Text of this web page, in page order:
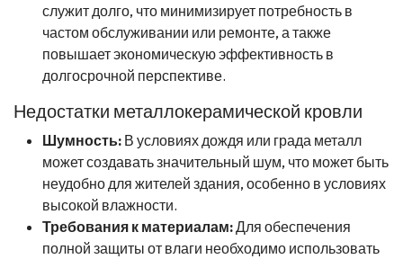
служит долго, что минимизирует потребность в
частом обслуживании или ремонте, а также
повышает экономическую эффективность в
долгосрочной перспективе.
Недостатки металлокерамической кровли
Шумность: В условиях дождя или града металл
может создавать значительный шум, что может быть
неудобно для жителей здания, особенно в условиях
высокой влажности.
Требования к материалам:Для обеспечения
полной защиты от влаги необходимо использовать